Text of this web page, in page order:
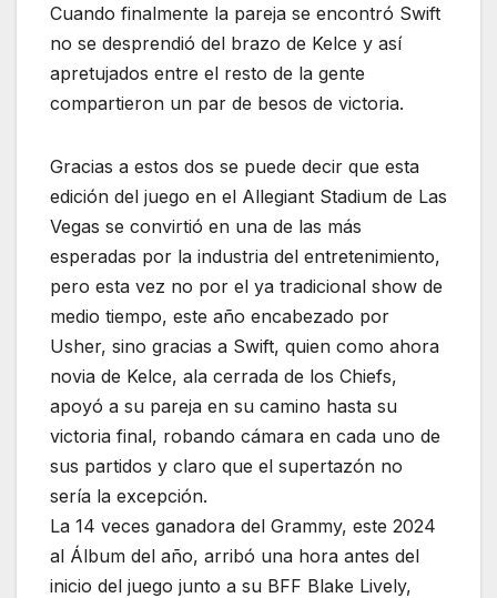
Cuando finalmente la pareja se encontró Swift
no se desprendió del brazo de Kelce y así
apretujados entre el resto de la gente
compartieron un par de besos de victoria.
Gracias a estos dos se puede decir que esta
edición del juego en el Allegiant Stadium de Las
Vegas se convirtió en una de las más
esperadas por la industria del entretenimiento,
pero esta vez no por el ya tradicional show de
medio tiempo, este año encabezado por
Usher, sino gracias a Swift, quien como ahora
novia de Kelce, ala cerrada de los Chiefs,
apoyó a su pareja en su camino hasta su
victoria final, robando cámara en cada uno de
sus partidos y claro que el supertazón no
sería la excepción.
La 14 veces ganadora del Grammy, este 2024
al Álbum del año, arribó una hora antes del
inicio del juego junto a su BFF Blake Lively,